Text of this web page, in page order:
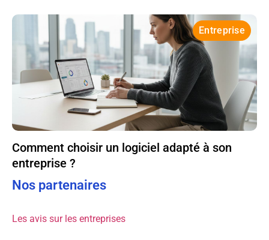
Entreprise
Comment choisir un logiciel adapté à son
entreprise ?
Nos partenaires
Les avis sur les entreprises